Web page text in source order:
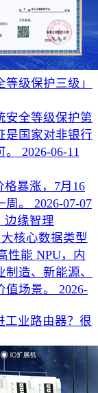
级保护三级」
安全等级保护第
是国家对非银行
。 2026-06-11
暴涨，7月16
周。 2026-07-07
边缘智理
核心数据类型
性能 NPU，内
造、新能源、
值场景。 2026-
工业路由器？很